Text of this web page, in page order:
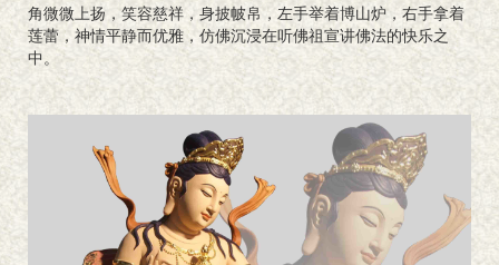
角微微上扬，笑容慈祥，身披帔帛，左手举着博山炉，右手拿着
莲蕾，神情平静而优雅，仿佛沉浸在听佛祖宣讲佛法的快乐之
中。